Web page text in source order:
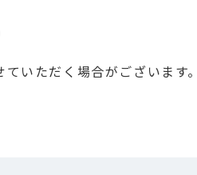
いただく場合がございます